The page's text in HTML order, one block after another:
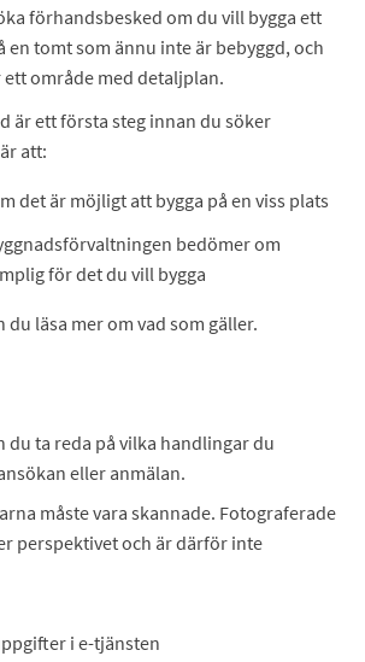
förhandsbesked om du vill bygga ett
en tomt som ännu inte är bebyggd, och
område med detaljplan.
är ett första steg innan du söker
att:
det är möjligt att bygga på en viss plats
bedömer om
för det du vill bygga
du läsa mer om vad som gäller.
du ta reda på vilka handlingar du
eller anmälan.
måste vara skannade. Fotograferade
perspektivet och är därför inte
i e-tjänsten